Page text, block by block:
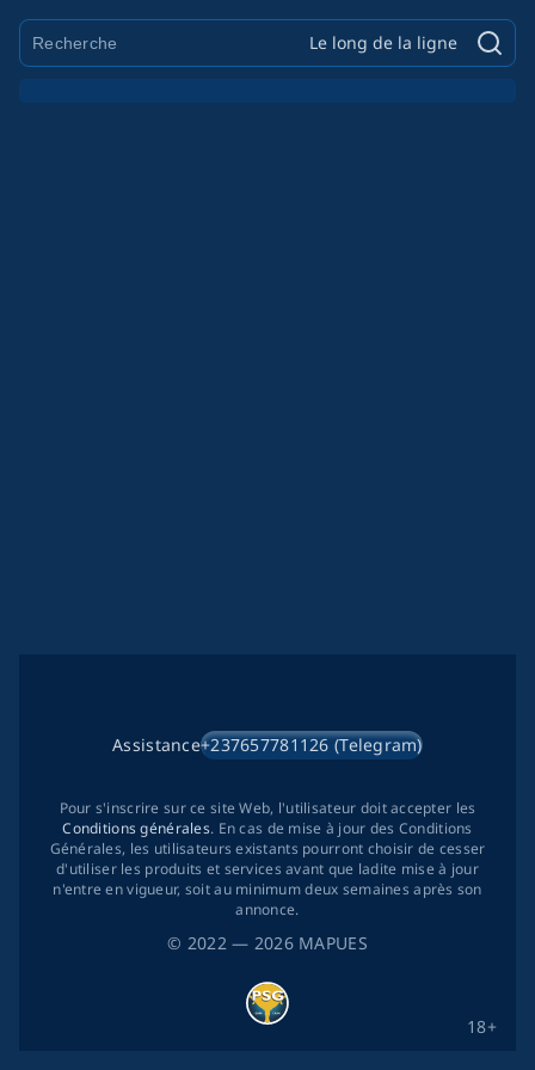
Le long de la ligne
© 2022— 2026 MAPUES
Assistance+237657781126 (Telegram)
18+
Pour s'inscrire sur ce site Web, l'utilisateur doit accepter les
Conditions générales. En cas de mise à jour des Conditions
Générales, les utilisateurs existants pourront choisir de cesser
d'utiliser les produits et services avant que ladite mise à jour
n'entre en vigueur, soit au minimum deux semaines après son
annonce.